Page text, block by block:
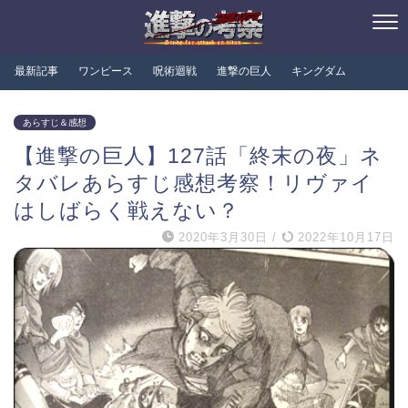
最新記事 ワンピース 呪術迴戦 進撃の巨人 キングダム
あらすじ＆感想
【進撃の巨人】127話「終末の夜」ネ
タバレあらすじ感想考察！リヴァイ
はしばらく戦えない？
2020年3月30日 / 2022年10月17日